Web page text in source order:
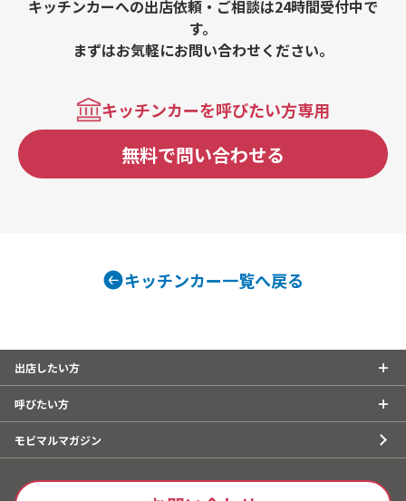
キッチンカーへの出店依頼・ご相談は24時間受付中で
す。
まずはお気軽にお問い合わせください。
キッチンカーを呼びたい方専用
無料で問い合わせる
キッチンカー一覧へ戻る
出店したい方
呼びたい方
モビマルマガジン